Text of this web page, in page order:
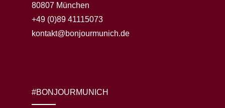
80807 München
+49 (0)89 41115073
kontakt@bonjourmunich.de
#BONJOURMUNICH